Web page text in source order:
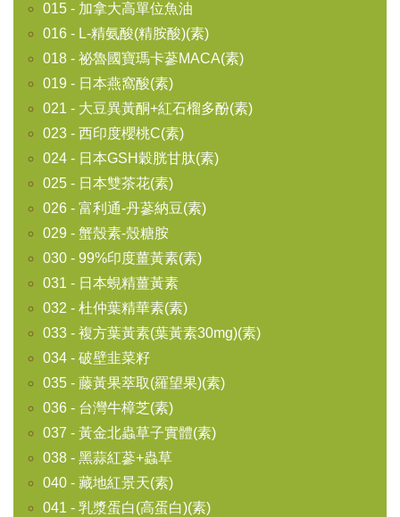
015 - 加拿大高單位魚油
016 - L-精氨酸(精胺酸)(素)
018 - 祕魯國寶瑪卡蔘MACA(素)
019 - 日本燕窩酸(素)
021 - 大豆異黃酮+紅石榴多酚(素)
023 - 西印度櫻桃C(素)
024 - 日本GSH穀胱甘肽(素)
025 - 日本雙茶花(素)
026 - 富利通-丹蔘納豆(素)
029 - 蟹殼素-殼糖胺
030 - 99%印度薑黃素(素)
031 - 日本蜆精薑黃素
032 - 杜仲葉精華素(素)
033 - 複方葉黃素(葉黃素30mg)(素)
034 - 破壁韭菜籽
035 - 藤黃果萃取(羅望果)(素)
036 - 台灣牛樟芝(素)
037 - 黃金北蟲草子實體(素)
038 - 黑蒜紅蔘+蟲草
040 - 藏地紅景天(素)
041 - 乳漿蛋白(高蛋白)(素)